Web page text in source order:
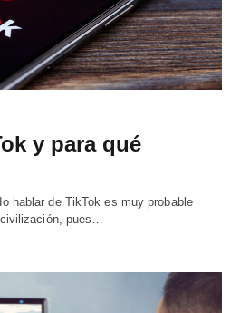
y para qué
hablar de TikTok es muy probable
pues…